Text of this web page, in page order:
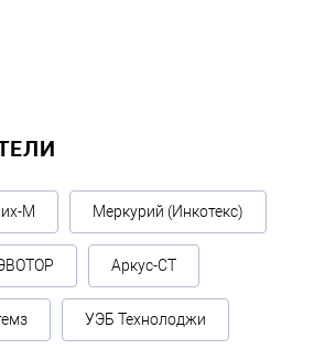
М Меркурий (Инкотекс)
Аркус-СТ
УЭБ Технолоджи